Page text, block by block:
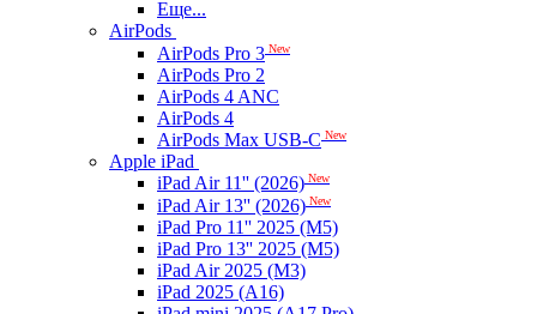
Еще...
AirPods
AirPods Pro 3 New
AirPods Pro 2
AirPods 4 ANC
AirPods 4
AirPods Max USB-C New
Apple iPad
iPad Air 11'' (2026) New
iPad Air 13'' (2026) New
iPad Pro 11'' 2025 (M5)
iPad Pro 13'' 2025 (M5)
iPad Air 2025 (M3)
iPad 2025 (A16)